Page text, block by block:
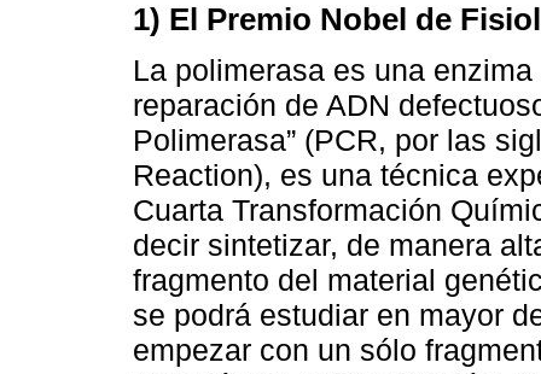
1) El Premio Nobel de
La polimerasa es una
reparación de ADN
Polimerasa” (PCR, por las
Reaction), es una técnica
Cuarta Transformación
decir sintetizar, de manera
fragmento del material
se podrá estudiar en mayor
empezar con un sólo